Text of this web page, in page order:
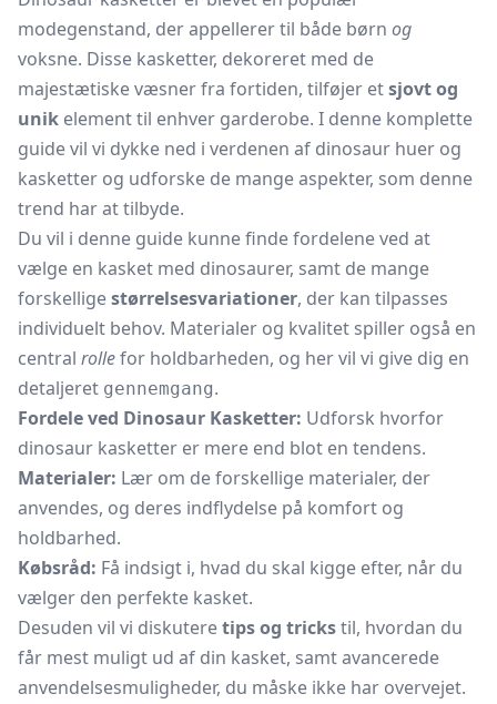
modegenstand, der appellerer til både børn og
voksne. Disse kasketter, dekoreret med de
majestætiske væsner fra fortiden, tilføjer etsjovt og
unik element til enhver garderobe. I denne komplette
guide vil vi dykke ned i verdenen af dinosaur huer og
kasketter og udforske de mange aspekter, som denne
trend har at tilbyde.
Du vil i denne guide kunne finde fordelene ved at
vælge en kasket med dinosaurer, samt de mange
forskelligestørrelsesvariationer, der kan tilpasses
individuelt behov. Materialer og kvalitet spiller også en
central rollefor holdbarheden, og her vil vi give dig en
detaljeret gennemgang.
Fordele ved Dinosaur Kasketter: Udforsk hvorfor
dinosaur kasketter er mere end blot en tendens.
Materialer: Lær om de forskellige materialer, der
anvendes, og deres indflydelse på komfort og
holdbarhed.
Købsråd: Få indsigt i, hvad du skal kigge efter, når du
vælger den perfekte kasket.
Desuden vil vi diskuteretips og trickstil, hvordan du
får mest muligt ud af din kasket, samt avancerede
anvendelsesmuligheder, du måske ikke har overvejet.